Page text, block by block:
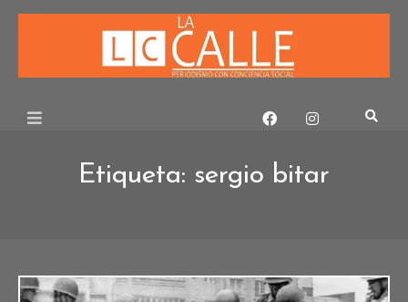
Skip
Etiqueta: sergio bitar